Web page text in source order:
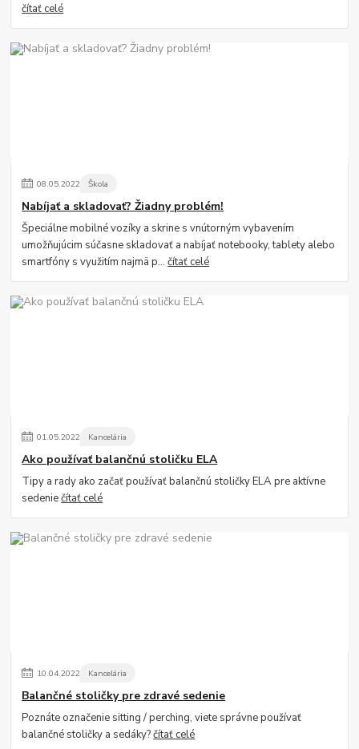
čítať celé
08.05.2022 Škola
Nabíjať a skladovať? Žiadny problém!
Špeciálne mobilné vozíky a skrine s vnútorným vybavením
umožňujúcim súčasne skladovať a nabíjať notebooky, tablety alebo
smartfóny s využitím najmä p...čítať celé
01.05.2022 Kancelária
Ako používať balančnú stoličku ELA
Tipy a rady ako začať používať balančnú stoličky ELA pre aktívne
sedeniečítať celé
10.04.2022 Kancelária
Balančné stoličky pre zdravé sedenie
Poznáte označenie sitting / perching, viete správne používať
balančné stoličky a sedáky?čítať celé